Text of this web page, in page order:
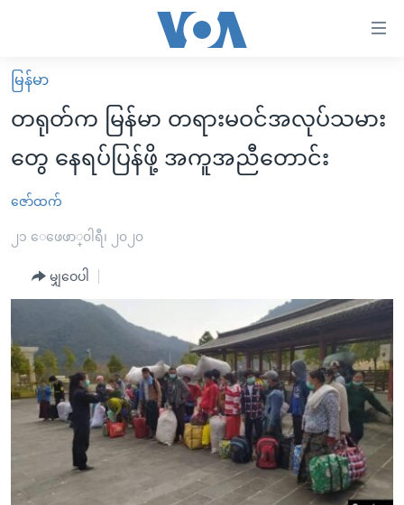
လွယ်ကူ
စေ
Link
များ
ပင်မ
ကြည့်
ရန်
ပင်မ
အ
မူလစာမျက်နှာ
မြန်မာ
ကမ္ဘာ့သတင်းများ
နိုင်ငံတကာ
အစ္စရေး-ပါလက်စတိုင်း
ဗွီဒီယို
သတင်းလွတ်လပ်ခွင့်
အင်္ဂလိပ်စာလေ့လာမယ်
အမေရိကန်သုံးအီဒီယံ
မကြေးမုံရဲ့ အင်္ဂလိပ်စာ
ရုပ်ရှင်ထဲက အင်္ဂလိပ်စာ
သုတပဒေသာ အင်္ဂလိပ်စာ
အပတ်စဉ်ကဏ္ဍများ
ရေဒီယို
တီဗွီ
ရေဒီယိုနှင့်ရုပ်သံ အချက်အလက်များ
ရေဒီယို/တီဗွီအစီအစဉ်
Learning English
ဗွီအိုအေ လူမှုကွန်ယက်များ
မြန်မာ
တရုတ်က မြန်မာ တရားမဝင်အလုပ်သမား
တွေ နေရပ်ပြန်ဖို့ အကူအညီတောင်း
ဇော်ထက်
၂၁ ေဖေဖာ္၀ါရီ၊ ၂၀၂၀
မျှဝေပါ